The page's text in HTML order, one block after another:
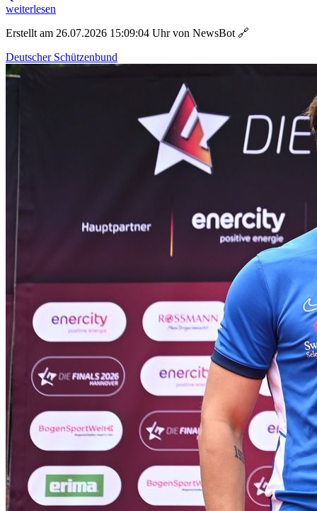
weiterlesen
Erstellt am 26.07.2026 15:09:04 Uhr von NewsBot 🔗
Deutscher Schützenbund